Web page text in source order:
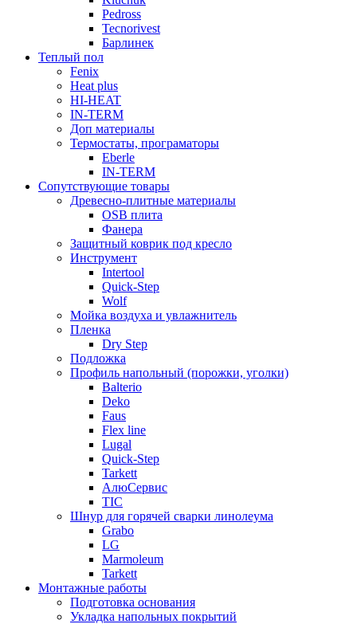
Pedross
Tecnorivest
Барлинек
Теплый пол
Fenix
Heat plus
HI-HEAT
IN-TERM
Доп материалы
Термостаты, програматоры
Eberle
IN-TERM
Сопутствующие товары
Древесно-плитные материалы
OSB плита
Фанера
Защитный коврик под кресло
Инструмент
Intertool
Quick-Step
Wolf
Мойка воздуха и увлажнитель
Пленка
Dry Step
Подложка
Профиль напольный (порожки, уголки)
Balterio
Deko
Faus
Flex line
Lugal
Quick-Step
Tarkett
АлюСервис
ТІС
Шнур для горячей сварки линолеума
Grabo
LG
Marmoleum
Tarkett
Монтажные работы
Подготовка основания
Укладка напольных покрытий